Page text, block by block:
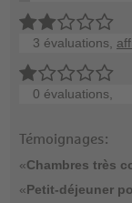
3 évaluations,
0 évaluations,
Témoignages:
«Chambres très
«Petit-déjeuner